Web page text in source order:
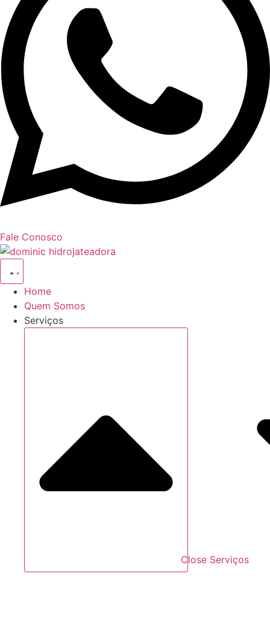
Fale Conosco
Home
Quem Somos
Serviços
Close Serviços